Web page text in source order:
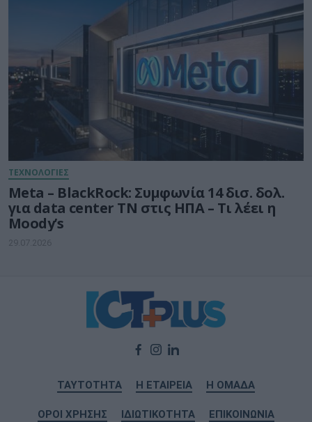
ΤΕΧΝΟΛΟΓΙΕΣ
Meta – BlackRock: Συμφωνία 14 δισ. δολ.
για data center ΤΝ στις ΗΠΑ – Τι λέει η
Moody’s
29.07.2026
ΤΑΥΤΟΤΗΤΑ Η ΕΤΑΙΡΕΙΑ Η ΟΜΑΔΑ
ΟΡΟΙ ΧΡΗΣΗΣ ΙΔΙΩΤΙΚΟΤΗΤΑ ΕΠΙΚΟΙΝΩΝΙΑ